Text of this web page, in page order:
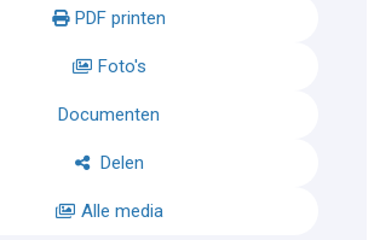
PDF printen
Foto's
Documenten
Delen
Alle media